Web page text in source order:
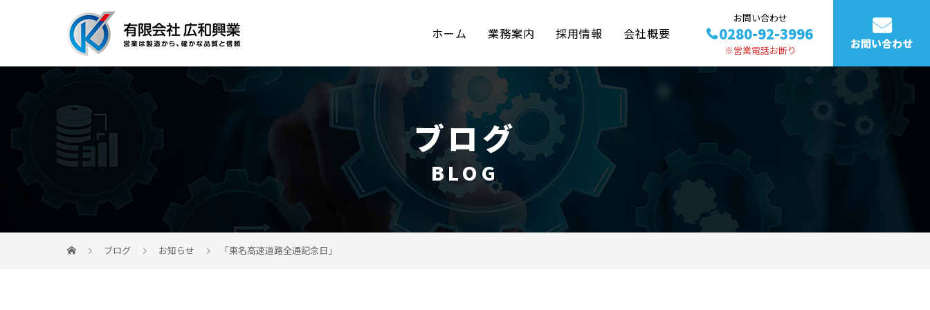
ホーム 業務案内 採用情報 会社概要
お問い合わせ
0280-92-3996
※営業電話お断り お問い合わせ
ブログ
BLOG
ブログ お知らせ 「東名高速道路全通記念日」